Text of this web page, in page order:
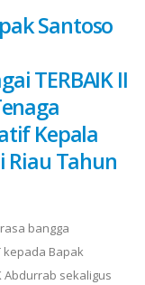
Santoso
TERBAIK II
Kepala
Riau Tahun
bangga
kepada Bapak
Abdurrab sekaligus